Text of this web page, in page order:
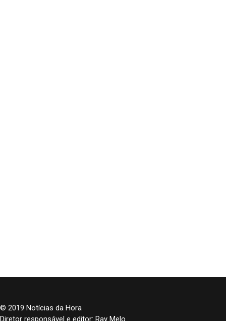
© 2019 Notícias da Hora
Diretor responsável e editor: Ray Melo